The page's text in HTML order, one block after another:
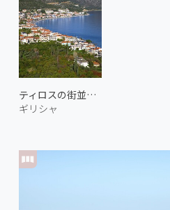
ティロスの街並み 2
ギリシャ